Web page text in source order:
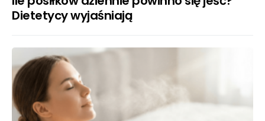
Dietetycy wyjaśniają